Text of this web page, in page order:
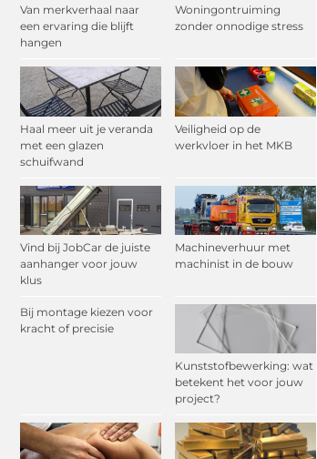
Van merkverhaal naar
een ervaring die blijft
hangen
Woningontruiming
zonder onnodige stress
Haal meer uit je veranda
met een glazen
schuifwand
Veiligheid op de
werkvloer in het MKB
Vind bij JobCar de juiste
aanhanger voor jouw
klus
Machineverhuur met
machinist in de bouw
Bij montage kiezen voor
kracht of precisie
Kunststofbewerking: wat
betekent het voor jouw
project?